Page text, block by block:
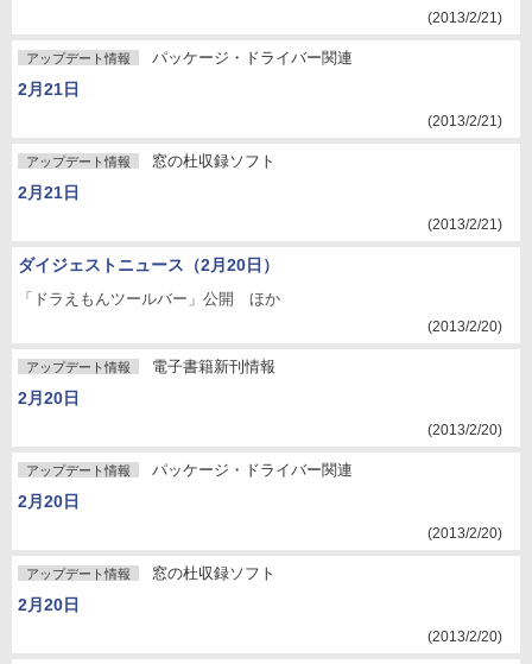
(2013/2/21)
アップデート情報 パッケージ・ドライバー関連
2月21日
(2013/2/21)
アップデート情報 窓の杜収録ソフト
2月21日
(2013/2/21)
ダイジェストニュース（2月20日）
「ドラえもんツールバー」公開 ほか
(2013/2/20)
アップデート情報 電子書籍新刊情報
2月20日
(2013/2/20)
アップデート情報 パッケージ・ドライバー関連
2月20日
(2013/2/20)
アップデート情報 窓の杜収録ソフト
2月20日
(2013/2/20)